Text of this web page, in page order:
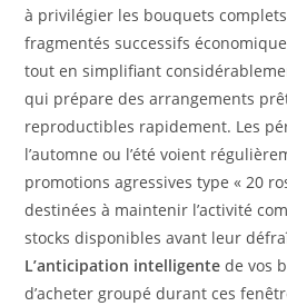
à privilégier les bouquets
fragmentés successifs
tout en simplifiant
qui prépare des arrangements
reproductibles rapidement. Les
l’automne ou l’été voient
promotions agressives type « 20
destinées à maintenir l’activité
stocks disponibles avant leur
L’anticipation intelligente de vos
d’acheter groupé durant ces